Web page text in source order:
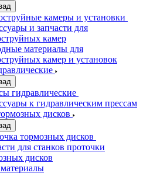
камеры и установки
и запчасти для
камер
материалы для
камер и установок
гидравлические
к гидравлическим прессам
дисков
тормозных дисков
для станков проточки
дисков